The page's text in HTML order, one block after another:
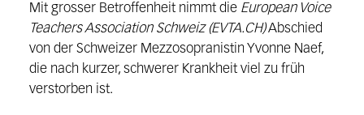
Mit grosser Betroffenheit nimmt die European Voice
Teachers Association Schweiz (EVTA.CH)Abschied
von der Schweizer Mezzosopranistin Yvonne Naef,
die nach kurzer, schwerer Krankheit viel zu früh
verstorben ist.